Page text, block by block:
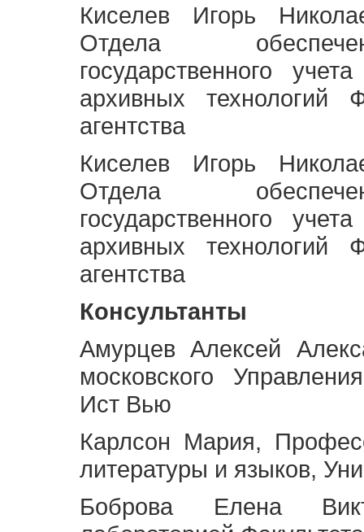
Киселев Игорь
Отдела
государственного
архивных технологий
агентства
Киселев Игорь
Отдела
государственного
архивных технологий
агентства
Консультанты
Амурцев Алексей
московского
Ист Вью
Карлсон Мария,
литературы и языков,
Боброва Елена